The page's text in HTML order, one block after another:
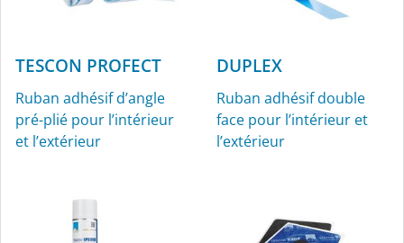
TESCON PROFECT
Ruban adhésif d’angle
pré-plié pour l’intérieur
et l’extérieur
DUPLEX
Ruban adhésif double
face pour l’intérieur et
l’extérieur